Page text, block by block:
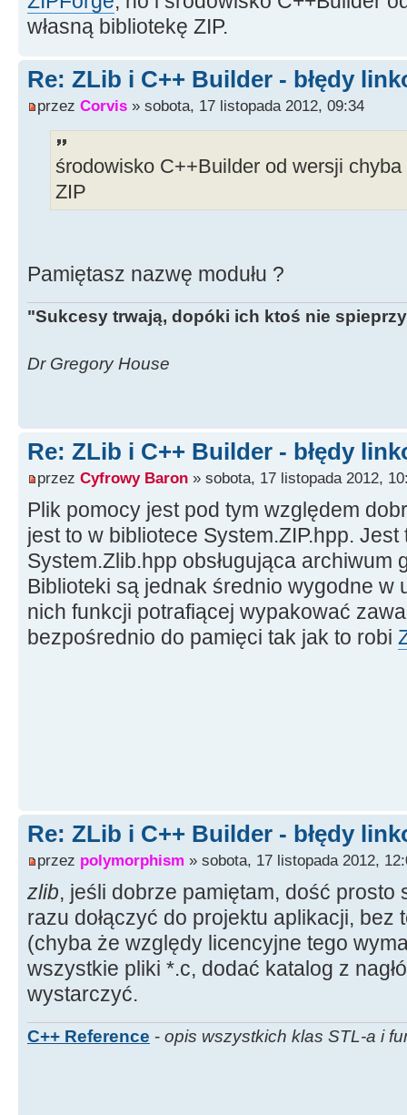
własną bibliotekę ZIP.
Re: ZLib i C++ Builder - błędy
przez Corvis » sobota, 17 listopada 2012, 09:34
środowisko C++Builder od wersji chyba
ZIP
Pamiętasz nazwę modułu ?
"Sukcesy trwają, dopóki ich ktoś nie
Dr Gregory House
Re: ZLib i C++ Builder - błędy
przez Cyfrowy Baron » sobota, 17 listopada 2012,
Plik pomocy jest pod tym względem
jest to w bibliotece System.ZIP.hpp.
System.Zlib.hpp obsługująca archiwum
Biblioteki są jednak średnio wygodne w
nich funkcji potrafiącej wypakować
bezpośrednio do pamięci tak jak to robi
Re: ZLib i C++ Builder - błędy
przez polymorphism » sobota, 17 listopada 2012,
zlib, jeśli dobrze pamiętam, dość prosto
razu dołączyć do projektu aplikacji, bez
(chyba że względy licencyjne tego
wszystkie pliki *.c, dodać katalog z
wystarczyć.
C++ Reference - opis wszystkich klas STL-a i